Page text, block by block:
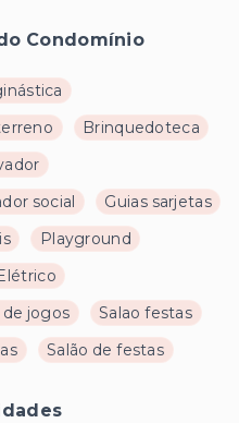
Condomínio
Brinquedoteca
social
Guias sarjetas
Playground
de jogos
Salao festas
Salão de festas